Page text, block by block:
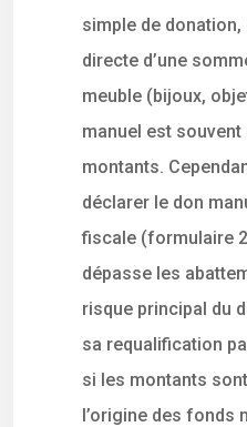
simple de
directe d’une
meuble (bijoux,
manuel est
montants.
déclarer le don
fiscale (formulaire
dépasse les
risque principal du
sa requalification
si les montants
l’origine des fonds